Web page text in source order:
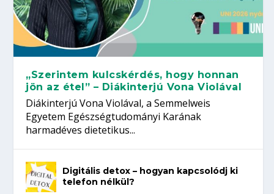
„Szerintem kulcskérdés, hogy honnan
jön az étel” – Diákinterjú Vona Violával
Diákinterjú Vona Violával, a Semmelweis
Egyetem Egészségtudományi Karának
harmadéves dietetikus...
Digitális detox – hogyan kapcsolódj ki
telefon nélkül?